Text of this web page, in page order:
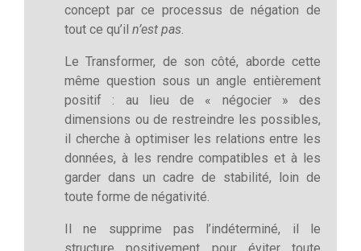
concept par ce processus de négation de
tout ce qu’il n’est pas.
Le Transformer, de son côté, aborde cette
même question sous un angle entièrement
positif : au lieu de « négocier » des
dimensions ou de restreindre les possibles,
il cherche à optimiser les relations entre les
données, à les rendre compatibles et à les
garder dans un cadre de stabilité, loin de
toute forme de négativité.
Il ne supprime pas l’indéterminé, il le